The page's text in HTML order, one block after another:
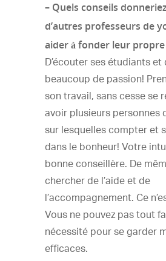
– Quels conseils
d’autres professeurs de
aider à fonder leur
D’écouter ses étudiants et
beaucoup de passion!
son travail, sans cesse se
avoir plusieurs personnes
sur lesquelles compter et
dans le bonheur! Votre
bonne conseillère. De
chercher de l’aide et de
l’accompagnement. Ce
Vous ne pouvez pas tout
nécessité pour se garder
efficaces.